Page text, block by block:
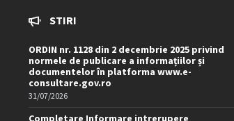
STIRI
ORDIN nr. 1128 din 2 decembrie 2025 privind
normele de publicare a informațiilor și
documentelor în platforma www.e-
consultare.gov.ro
31/07/2026